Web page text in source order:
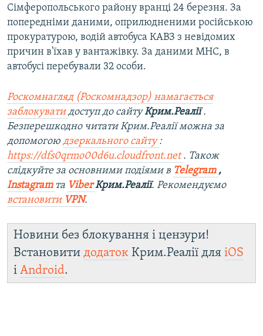
Сімферопольського району вранці 24 березня. За
попередніми даними, оприлюдненими російською
прокуратурою, водій автобуса КАВЗ з невідомих
причин в'їхав у вантажівку. За даними МНС, в
автобусі перебували 32 особи.
Роскомнагляд (Роскомнадзор) намагається
заблокувати доступ до сайтуКрим.Реалії.
Безперешкодно читати Крим.Реалії можна за
допомогою дзеркального сайту :
https://dfs0qrmo00d6u.cloudfront.net . Також
слідкуйте за основними подіями в Telegram ,
Instagram та Viber Крим.Реалії. Рекомендуємо
встановити VPN.
Новини без блокування і цензури!
Встановити додаток Крим.Реалії для iOS
і Android.